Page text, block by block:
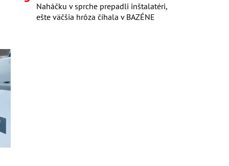
Naháčku v sprche prepadli inštalatéri,
ešte väčšia hrôza číhala v BAZÉNE